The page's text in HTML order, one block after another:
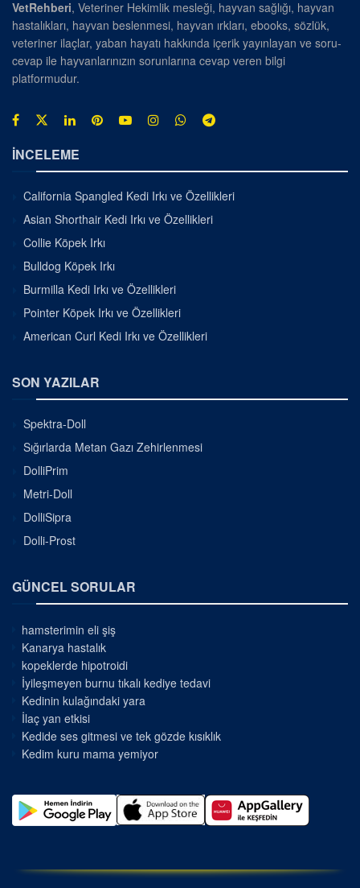
VetRehberi, Veteriner Hekimlik mesleği, hayvan sağlığı, hayvan
hastalıkları, hayvan beslenmesi, hayvan ırkları, ebooks, sözlük,
veteriner ilaçlar, yaban hayatı hakkında içerik yayınlayan ve soru-
cevap ile hayvanlarınızın sorunlarına cevap veren bilgi
platformudur.
İNCELEME
California Spangled Kedi Irkı ve Özellikleri
Asian Shorthair Kedi Irkı ve Özellikleri
Collie Köpek Irkı
Bulldog Köpek Irkı
Burmilla Kedi Irkı ve Özellikleri
Pointer Köpek Irkı ve Özellikleri
American Curl Kedi Irkı ve Özellikleri
SON YAZILAR
Spektra-Doll
Sığırlarda Metan Gazı Zehirlenmesi
DolliPrim
Metri-Doll
DolliSipra
Dolli-Prost
GÜNCEL SORULAR
hamsterimin eli şiş
Kanarya hastalık
kopeklerde hipotroidi
İyileşmeyen burnu tıkalı kediye tedavi
Kedinin kulağındaki yara
İlaç yan etkisi
Kedide ses gitmesi ve tek gözde kısıklık
Kedim kuru mama yemiyor